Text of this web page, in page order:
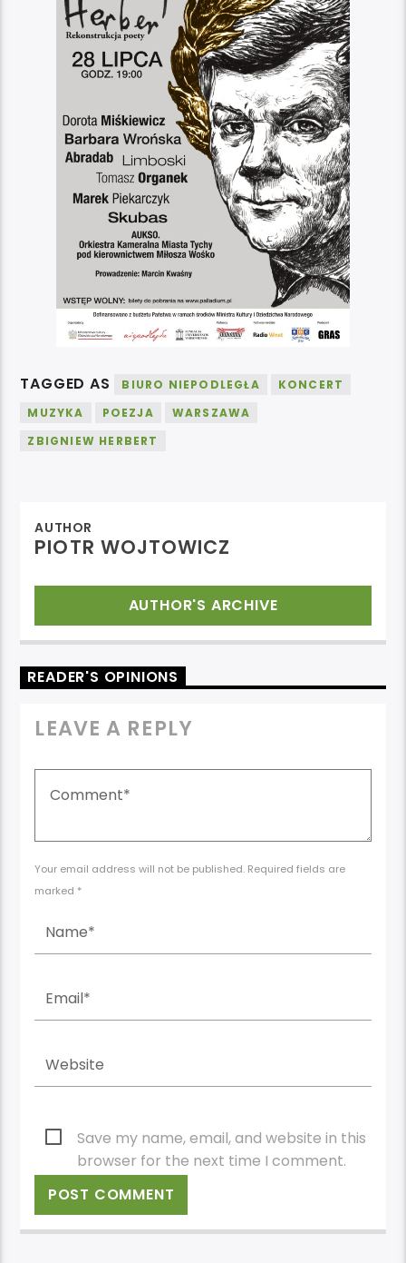
TAGGED AS BIURO NIEPODLEGŁA
KONCERT
MUZYKA
POEZJA
WARSZAWA
ZBIGNIEW HERBERT
AUTHOR
PIOTR WOJTOWICZ
AUTHOR'S ARCHIVE
READER'S OPINIONS
LEAVE A REPLY
Your email address will not be published. Required fields are
marked *
Save my name, email, and website in this
browser for the next time I comment.